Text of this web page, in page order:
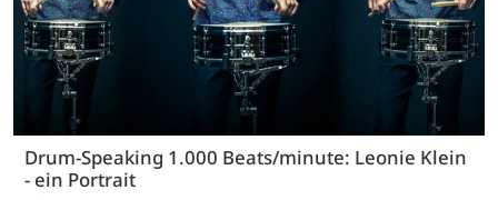
Drum-Speaking 1.000 Beats/minute: Leonie Klein
- ein Portrait